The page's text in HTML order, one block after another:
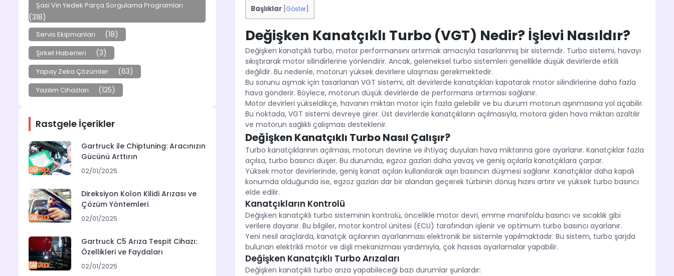
Şasi Vin Yedek Parça Sorgulama Programları
(318)
Servis Ekipmanları (18)
Şirket Haberleri (3)
Yapay Zeka Çözümler (63)
Yazılım Cihazları (125)
Rastgele İçerikler
Gartruck ile Chiptuning: Aracınızın
Gücünü Arttırın
02/01/2025
Direksiyon Kolon Kilidi Arızası ve
Çözüm Yöntemleri
02/01/2025
Gartruck C5 Arıza Tespit Cihazı:
Özellikleri ve Faydaları
02/01/2025
Başlıklar Göster]
Değişken Kanatçıklı Turbo (VGT) Nedir? İşlevi Nasıldır?
Değişken kanatçıklı turbo, motor performansını artırmak amacıyla tasarlanmış bir sistemdir. Turbo sistemi, havayı
sıkıştırarak motor silindirlerine yönlendirir. Ancak, geleneksel turbo sistemleri genellikle düşük devirlerde etkili
değildir. Bu nedenle, motorun yüksek devirlere ulaşması gerekmektedir.
Bu sorunu aşmak için tasarlanan VGT sistemi, alt devirlerde kanatçıkları kapatarak motor silindirlerine daha fazla
hava gönderir. Böylece, motorun düşük devirlerde de performans artırması sağlanır.
Motor devirleri yükseldikçe, havanın miktarı motor için fazla gelebilir ve bu durum motorun aşınmasına yol açabilir.
Bu noktada, VGT sistemi devreye girer. Üst devirlerde kanatçıkların açılmasıyla, motora giden hava miktarı azaltılır
ve motorun sağlıklı çalışması desteklenir.
Değişken Kanatçıklı Turbo Nasıl Çalışır?
Turbo kanatçıklarının açılması, motorun devrine ve ihtiyaç duyulan hava miktarına göre ayarlanır. Kanatçıklar fazla
açılsa, turbo basıncı düşer. Bu durumda, egzoz gazları daha yavaş ve geniş açılarla kanatçıklara çarpar.
Yüksek motor devirlerinde, geniş kanat açıları kullanılarak aşırı basıncın düşmesi sağlanır. Kanatçıklar daha kapalı
konumda olduğunda ise, egzoz gazları dar bir alandan geçerek türbinin dönüş hızını artırır ve yüksek turbo basıncı
elde edilir.
Kanatçıkların Kontrolü
Değişken kanatçıklı turbo sisteminin kontrolü, öncelikle motor devri, emme manifoldu basıncı ve sıcaklık gibi
verilere dayanır. Bu bilgiler, motor kontrol ünitesi (ECU) tarafından işlenir ve optimum turbo basıncı ayarlanır.
Yeni nesil araçlarda, kanatçık açılarının ayarlanması elektronik bir sistemle yapılmaktadır. Bu sistem, turbo şarjda
bulunan elektrikli motor ve dişli mekanizması yardımıyla, çok hassas ayarlamalar yapabilir.
Değişken Kanatçıklı Turbo Arızaları
Değişken kanatçıklı turbo arıza yapabileceği bazı durumlar şunlardır: